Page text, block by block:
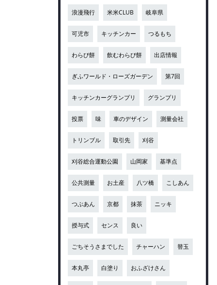
浪漫飛行 米米CLUB 岐阜県
可児市 キッチンカー つるもち
わらび餅 飲むわらび餅 出店情報
ぎふワールド・ローズガーデン 第7回
キッチンカーグランプリ グランプリ
投票 味 車のデザイン 測量会社
トリンブル 取引先 刈谷
刈谷総合運動公園 山岡家 基準点
公共測量 お土産 八ツ橋 こしあん
つぶあん 京都 抹茶 ニッキ
授与式 センス 良い
ごちそうさまでした チャーハン 替玉
本丸亭 白塗り おふざけさん